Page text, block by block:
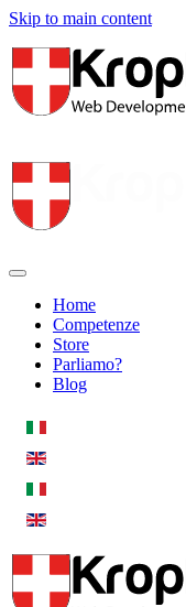
Skip to main content
Home
Competenze
Store
Parliamo?
Blog